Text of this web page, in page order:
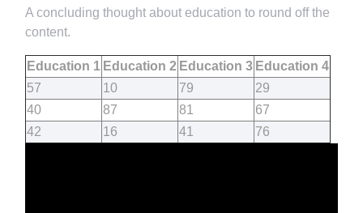
A concluding thought about education to round off the
content.
Education 1 Education 2 Education 3 Education 4
57
10 79
29
40
87 81
67
42
16 41 76